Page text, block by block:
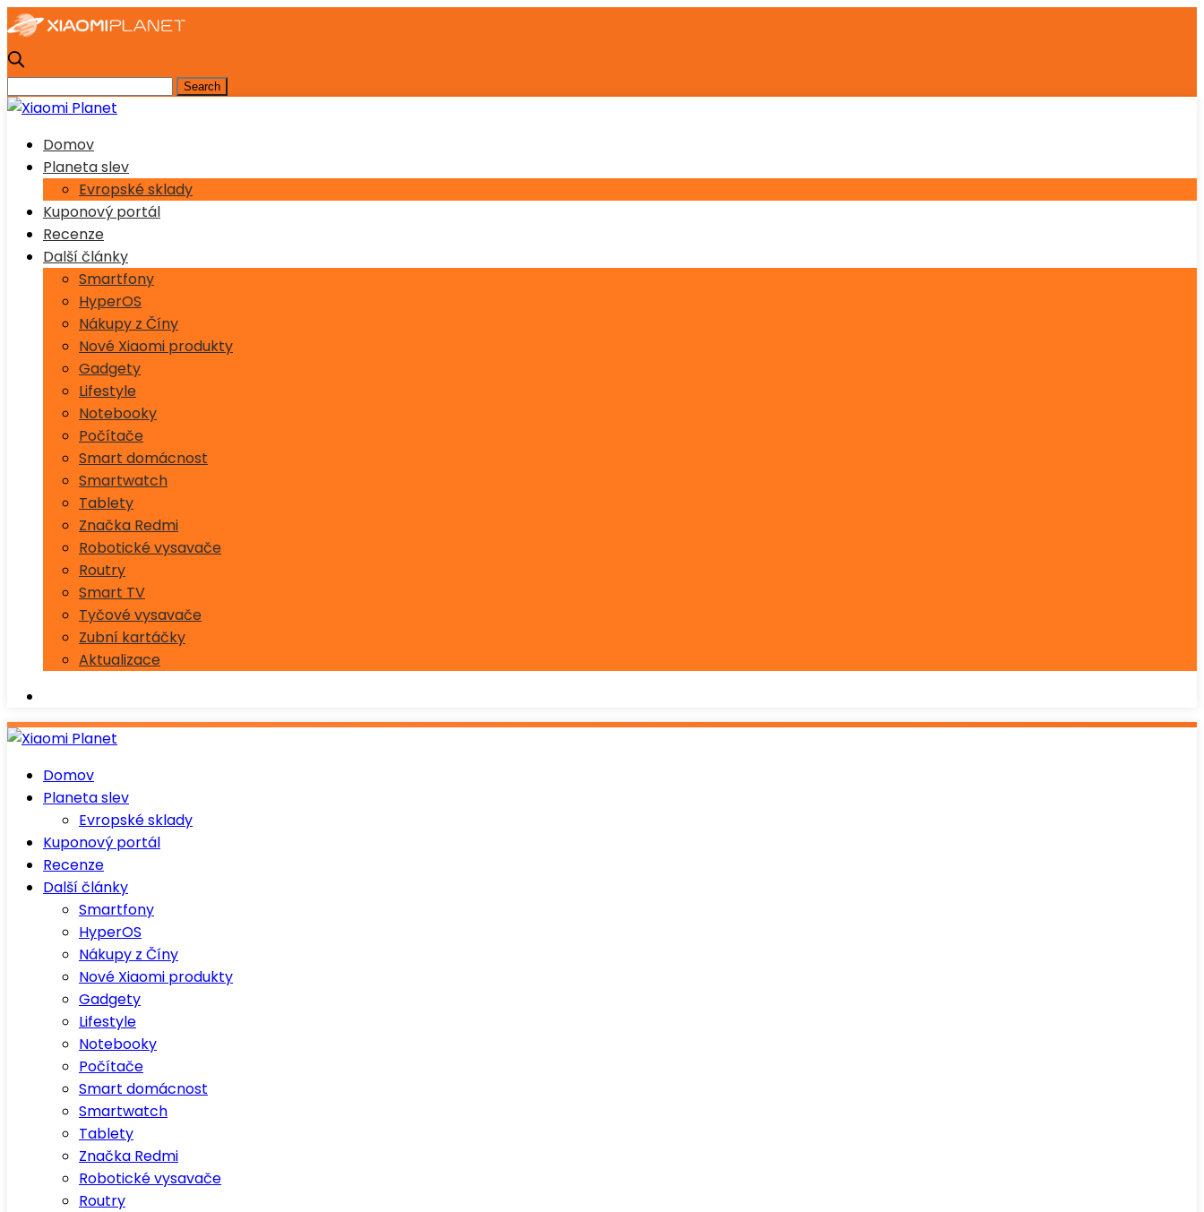
Domov
Planeta slev
Evropské sklady
Kuponový portál
Recenze
Další články
Smartfony
HyperOS
Nákupy z Číny
Nové Xiaomi produkty
Gadgety
Lifestyle
Notebooky
Počítače
Smart domácnost
Smartwatch
Tablety
Značka Redmi
Robotické vysavače
Routry
Smart TV
Tyčové vysavače
Zubní kartáčky
Aktualizace
Domov
Planeta slev
Evropské sklady
Kuponový portál
Recenze
Další články
Smartfony
HyperOS
Nákupy z Číny
Nové Xiaomi produkty
Gadgety
Lifestyle
Notebooky
Počítače
Smart domácnost
Smartwatch
Tablety
Značka Redmi
Robotické vysavače
Routry